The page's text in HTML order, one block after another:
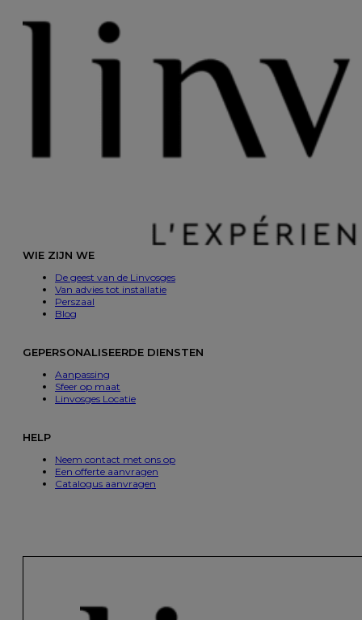
WIE ZIJN WE
De geest van de Linvosges
Van advies tot installatie
Perszaal
Blog
GEPERSONALISEERDE DIENSTEN
Aanpassing
Sfeer op maat
Linvosges Locatie
HELP
Neem contact met ons op
Een offerte aanvragen
Catalogus aanvragen